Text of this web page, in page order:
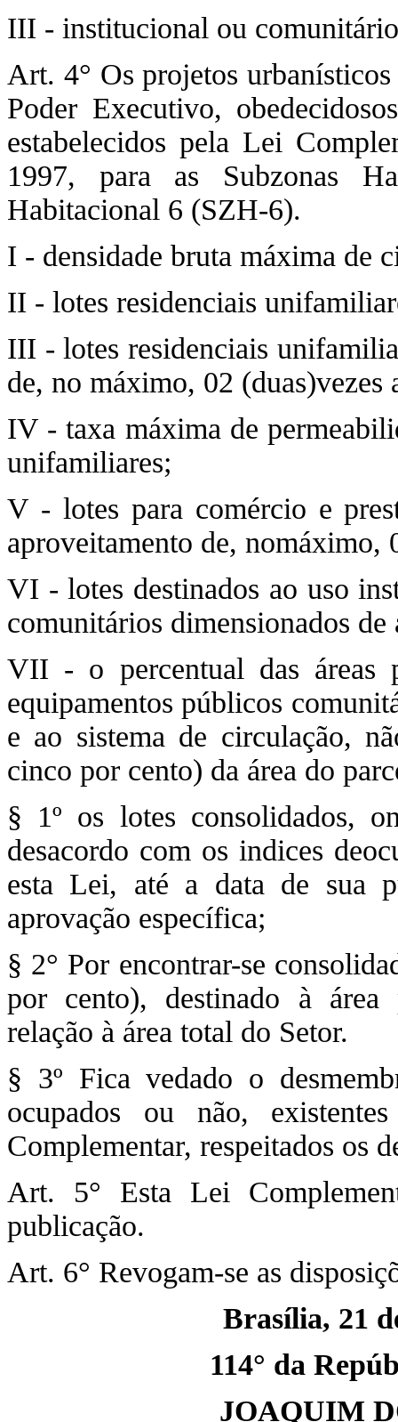
III - institucional ou
Art. 4° Os projetos
Poder Executivo,
estabelecidos pela Lei
1997, para as Subzonas
Habitacional 6 (SZH-6).
I - densidade bruta máxima de
II - lotes residenciais
III - lotes residenciais
de, no máximo, 02 (duas)vezes
IV - taxa máxima de
unifamiliares;
V - lotes para comércio e
aproveitamento de, nomáximo,
VI - lotes destinados ao uso
comunitários dimensionados
VII - o percentual das áreas
equipamentos públicos
e ao sistema de circulação,
cinco por cento) da área do
§ 1º os lotes consolidados,
desacordo com os indices
esta Lei, até a data de sua
aprovação específica;
§ 2° Por encontrar-se
por cento), destinado à área
relação à área total do Setor.
§ 3º Fica vedado o
ocupados ou não,
Complementar, respeitados os
Art. 5° Esta Lei
publicação.
Art. 6° Revogam-se as
Brasília, 21
114° da
JOAQUIM